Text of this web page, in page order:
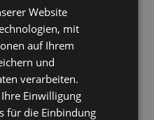
Website
mit
auf Ihrem
und
verarbeiten.
Einwilligung
für die Einbindung